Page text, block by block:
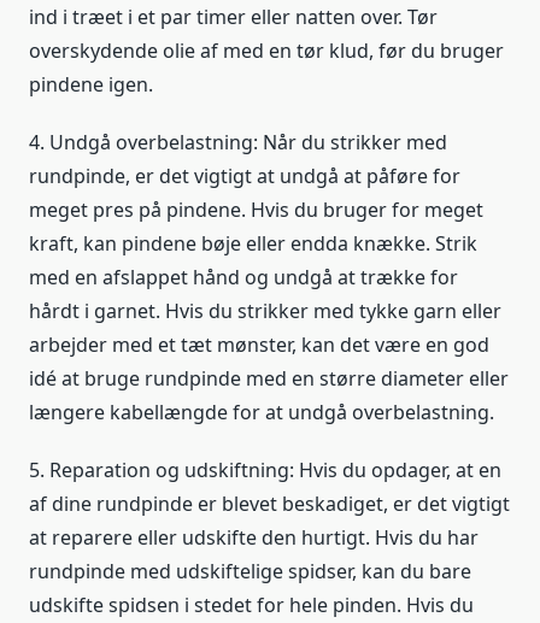
ind i træet i et par timer eller natten over. Tør
overskydende olie af med en tør klud, før du bruger
pindene igen.
4. Undgå overbelastning: Når du strikker med
rundpinde, er det vigtigt at undgå at påføre for
meget pres på pindene. Hvis du bruger for meget
kraft, kan pindene bøje eller endda knække. Strik
med en afslappet hånd og undgå at trække for
hårdt i garnet. Hvis du strikker med tykke garn eller
arbejder med et tæt mønster, kan det være en god
idé at bruge rundpinde med en større diameter eller
længere kabellængde for at undgå overbelastning.
5. Reparation og udskiftning: Hvis du opdager, at en
af dine rundpinde er blevet beskadiget, er det vigtigt
at reparere eller udskifte den hurtigt. Hvis du har
rundpinde med udskiftelige spidser, kan du bare
udskifte spidsen i stedet for hele pinden. Hvis du